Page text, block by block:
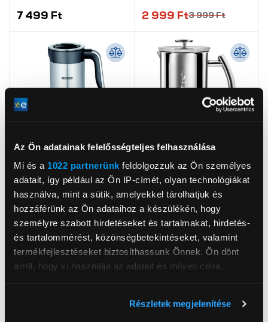
Az Ön adatainak felelősségteljes felhasználása
Mi és a 1022 partnerünk feldolgozzuk az Ön személyes
adatait, így például az Ön IP-címét, olyan technológiákat
használva, mint a sütik, amelyekkel tárolhatjuk és
hozzáférünk az Ön adataihoz a készülékén, hogy
személyre szabott hirdetéseket és tartalmakat, hirdetés-
és tartalommérést, közönségbetekintéseket, valamint
termékfejlesztéseket biztosíthassunk Önnek. Ön dönt
arról, hogy ki használja az adatait és milyen célra.
Részletek megjelenítése
7 499 Ft 2 999 Ft3 999 Ft
-5 200 Ft
Severin SM3584
Tejhabosító
20 799 Ft25 999 Ft
Bialetti 3990 Indukciós
tejhabosító
21 099 Ft